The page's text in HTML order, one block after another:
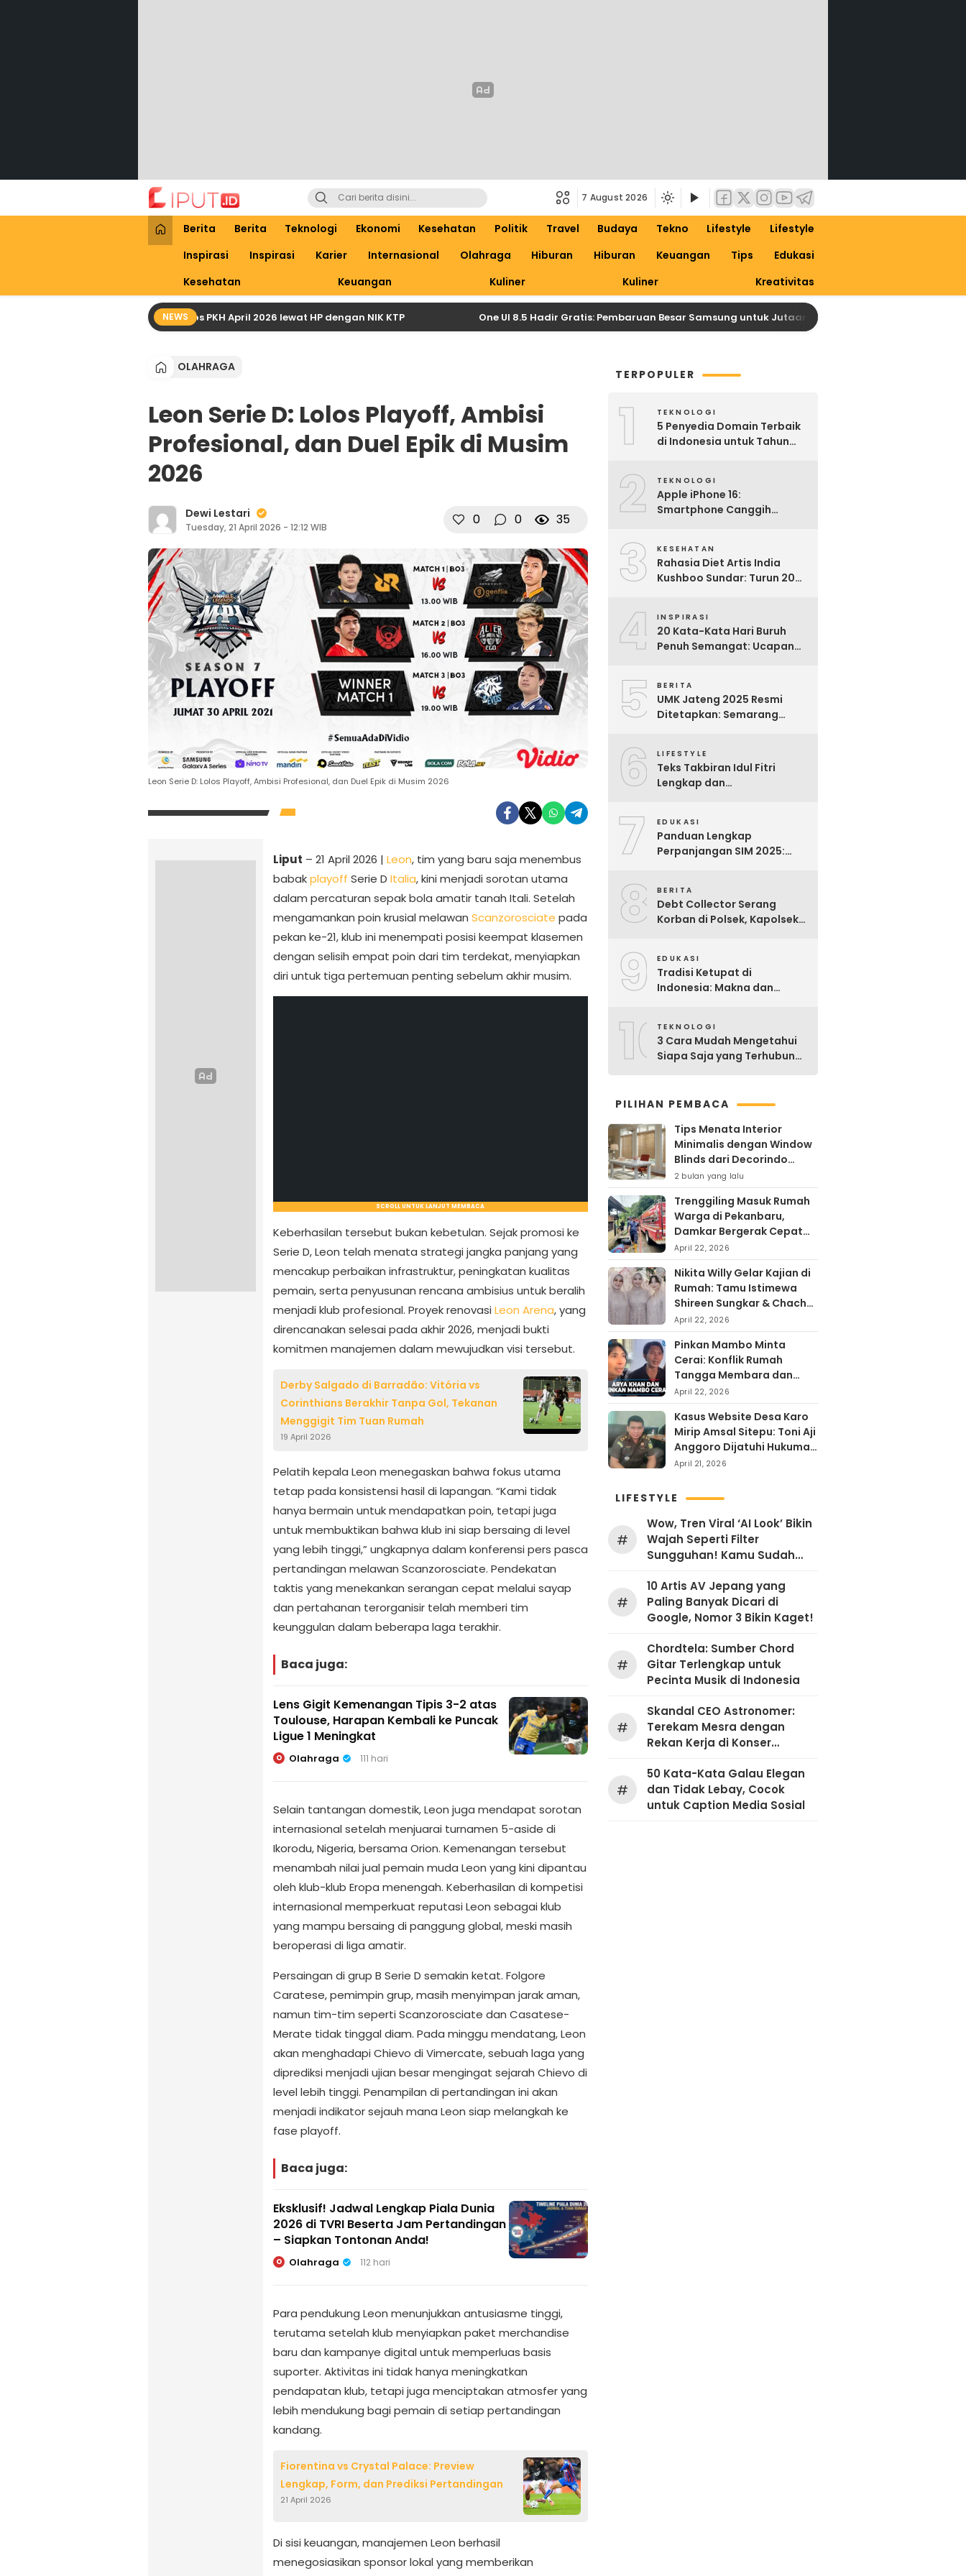
Liput
Liputan Digital
7 August 2026
Berita Berita Teknologi Ekonomi Kesehatan Politik Travel Budaya Tekno Lifestyle
Lifestyle
Inspirasi
Inspirasi Karier Internasional Olahraga Hiburan Hiburan Keuangan Tips
Edukasi
Kesehatan
Keuangan Kuliner Kuliner Kreativitas
NEWS
Cara Praktis Cek Bansos PKH April 2026 lewat HP dengan NIK KTP One UI 8.5 Hadir Gratis: Pembaruan Besar Samsung untuk Jutaan Galaxy, Siapkan Dirimu untuk One UI
OLAHRAGA
Leon Serie D: Lolos Playoff, Ambisi
Profesional, dan Duel Epik di Musim
2026
Dewi Lestari
Tuesday, 21 April 2026 - 12:12 WIB 0 0 35
Leon Serie D: Lolos Playoff, Ambisi Profesional, dan Duel Epik di Musim 2026
Liput – 21 April 2026 | Leon, tim yang baru saja menembus
babakplayoff Serie D Italia, kini menjadi sorotan utama
dalam percaturan sepak bola amatir tanah Itali. Setelah
mengamankan poin krusial melawan Scanzorosciate pada
pekan ke-21, klub ini menempati posisi keempat klasemen
dengan selisih empat poin dari tim terdekat, menyiapkan
diri untuk tiga pertemuan penting sebelum akhir musim.
SCROLL UNTUK LANJUT MEMBACA
Keberhasilan tersebut bukan kebetulan. Sejak promosi ke
Serie D, Leon telah menata strategi jangka panjang yang
mencakup perbaikan infrastruktur, peningkatan kualitas
pemain, serta penyusunan rencana ambisius untuk beralih
menjadi klub profesional. Proyek renovasi Leon Arena, yang
direncanakan selesai pada akhir 2026, menjadi bukti
komitmen manajemen dalam mewujudkan visi tersebut.
Derby Salgado di Barradão: Vitória vs
Corinthians Berakhir Tanpa Gol, Tekanan
Menggigit Tim Tuan Rumah
19 April 2026
Pelatih kepala Leon menegaskan bahwa fokus utama
tetap pada konsistensi hasil di lapangan. “Kami tidak
hanya bermain untuk mendapatkan poin, tetapi juga
untuk membuktikan bahwa klub ini siap bersaing di level
yang lebih tinggi,” ungkapnya dalam konferensi pers pasca
pertandingan melawan Scanzorosciate. Pendekatan
taktis yang menekankan serangan cepat melalui sayap
dan pertahanan terorganisir telah memberi tim
keunggulan dalam beberapa laga terakhir.
Baca juga:
Lens Gigit Kemenangan Tipis 3-2 atas
Toulouse, Harapan Kembali ke Puncak
Ligue 1 Meningkat
O Olahraga 111 hari
Selain tantangan domestik, Leon juga mendapat sorotan
internasional setelah menjuarai turnamen 5-aside di
Ikorodu, Nigeria, bersama Orion. Kemenangan tersebut
menambah nilai jual pemain muda Leon yang kini dipantau
oleh klub-klub Eropa menengah. Keberhasilan di kompetisi
internasional memperkuat reputasi Leon sebagai klub
yang mampu bersaing di panggung global, meski masih
beroperasi di liga amatir.
Persaingan di grup B Serie D semakin ketat. Folgore
Caratese, pemimpin grup, masih menyimpan jarak aman,
namun tim-tim seperti Scanzorosciate dan Casatese-
Merate tidak tinggal diam. Pada minggu mendatang, Leon
akan menghadapi Chievo di Vimercate, sebuah laga yang
diprediksi menjadi ujian besar mengingat sejarah Chievo di
level lebih tinggi. Penampilan di pertandingan ini akan
menjadi indikator sejauh mana Leon siap melangkah ke
fase playoff.
Baca juga:
Eksklusif! Jadwal Lengkap Piala Dunia
2026 di TVRI Beserta Jam Pertandingan
– Siapkan Tontonan Anda!
O Olahraga 112 hari
Para pendukung Leon menunjukkan antusiasme tinggi,
terutama setelah klub menyiapkan paket merchandise
baru dan kampanye digital untuk memperluas basis
suporter. Aktivitas ini tidak hanya meningkatkan
pendapatan klub, tetapi juga menciptakan atmosfer yang
lebih mendukung bagi pemain di setiap pertandingan
kandang.
Fiorentina vs Crystal Palace: Preview
Lengkap, Form, dan Prediksi Pertandingan
21 April 2026
Di sisi keuangan, manajemen Leon berhasil
menegosiasikan sponsor lokal yang memberikan
TERPOPULER
1 TEKNOLOGI
5 Penyedia Domain Terbaik
di Indonesia untuk Tahun
2 TEKNOLOGI
Apple iPhone 16:
Smartphone Canggih
3 KESEHATAN
Rahasia Diet Artis India
Kushboo Sundar: Turun 20
4 INSPIRASI
20 Kata-Kata Hari Buruh
Penuh Semangat: Ucapan
5 BERITA
UMK Jateng 2025 Resmi
Ditetapkan: Semarang
6 LIFESTYLE
Teks Takbiran Idul Fitri
Lengkap dan
7 EDUKASI
Panduan Lengkap
Perpanjangan SIM 2025:
8 BERITA
Debt Collector Serang
Korban di Polsek, Kapolsek
9 EDUKASI
Tradisi Ketupat di
Indonesia: Makna dan
10TEKNOLOGI
3 Cara Mudah Mengetahui
Siapa Saja yang Terhubung
PILIHAN PEMBACA
Tips Menata Interior
Minimalis dengan Window
Blinds dari Decorindo
Perkasa
2 bulan yang lalu
Trenggiling Masuk Rumah
Warga di Pekanbaru,
Damkar Bergerak Cepat
Lakukan Evakuasi Aman
April 22, 2026
Nikita Willy Gelar Kajian di
Rumah: Tamu Istimewa
Shireen Sungkar & Chacha
Frederika, Rayakan Hari
Kartini dengan
Kehangatan
April 22, 2026
Pinkan Mambo Minta
Cerai: Konflik Rumah
Tangga Membara dan
Kontroversi Uang Endorse
Arya Khan
April 22, 2026
Kasus Website Desa Karo
Mirip Amsal Sitepu: Toni Aji
Anggoro Dijatuhi Hukuman
Penjara
April 21, 2026
LIFESTYLE
#
Wow, Tren Viral ‘AI Look’ Bikin
Wajah Seperti Filter
Sungguhan! Kamu Sudah
#
10 Artis AV Jepang yang
Paling Banyak Dicari di
Google, Nomor 3 Bikin Kaget!
#
Chordtela: Sumber Chord
Gitar Terlengkap untuk
Pecinta Musik di Indonesia
#
Skandal CEO Astronomer:
Terekam Mesra dengan
Rekan Kerja di Konser
#
50 Kata-Kata Galau Elegan
dan Tidak Lebay, Cocok
untuk Caption Media Sosial